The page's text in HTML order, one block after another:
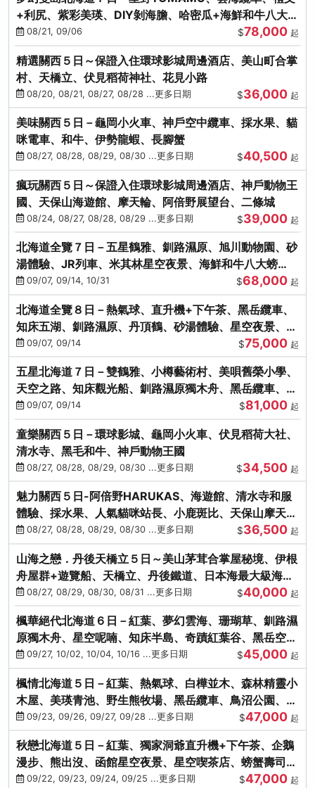
+利尻、紫彩美瑛、DIY剝海膽、哈密瓜+海鮮和牛八大螃
蟹吃到飽
08/21, 09/06 $78,000 起
精選關西５日～保證入住環球影城周邊酒店、美山町合掌
村、天橋立、伏見稻荷神社、花見小路
08/20, 08/21, 08/27, 08/28 ...更多日期 $36,000 起
美味關西５日－龜岡小火車、神戶空中纜車、採水果、貓
咪電車、和牛、伊勢龍蝦、長腳蟹
08/27, 08/28, 08/29, 08/30 ...更多日期 $40,500 起
瘋玩關西５日～保證入住環球影城周邊酒店、神戶動物王
國、天保山海遊館、摩天輪、阿倍野展望台、二條城
08/24, 08/27, 08/28, 08/29 ...更多日期 $39,000 起
北海道全覽７日－五星鶴雅、釧路濕原、旭川動物園、砂
湯體驗、JR列車、米其林星空夜景、海鮮和牛八大螃
蟹、卡哇依熊牧場
09/07, 09/14, 10/31 $68,000 起
北海道全覽８日－熱氣球、直升機+下午茶、黑岳纜車、
知床五湖、釧路濕原、丹頂鶴、砂湯體驗、星空夜景、洞
爺花火、螃蟹懷石料理
09/07, 09/14 $75,000 起
五星北海道７日－雙鶴雅、小樽藝術村、美唄舊榮小學、
天空之路、知床觀光船、釧路濕原獨木舟、黑岳纜車、流
冰硝子館DIY玻璃杯
09/07, 09/14 $81,000 起
童樂關西５日－環球影城、龜岡小火車、伏見稻荷大社、
清水寺、黑毛和牛、神戶動物王國
08/27, 08/28, 08/29, 08/30 ...更多日期 $34,500 起
魅力關西５日-阿倍野HARUKAS、海遊館、清水寺和服
體驗、採水果、人氣貓咪站長、小鹿斑比、天保山摩天
輪、水上巴士
08/27, 08/28, 08/29, 08/30 ...更多日期 $36,500 起
山海之戀．丹後天橋立５日～美山茅茸合掌屋秘境、伊根
舟屋群+遊覽船、天橋立、丹後鐵道、日本海最大級海鮮
市場08/27, 08/29, 08/30, 08/31 ...更多日期 $40,000 起
楓華絕代北海道６日－紅葉、夢幻雲海、珊瑚草、釧路濕
原獨木舟、星空呢喃、知床半島、奇蹟紅葉谷、黑岳空中
纜車、旭山動物園
09/27, 10/02, 10/04, 10/16 ...更多日期 $45,000 起
楓情北海道５日－紅葉、熱氣球、白樺並木、森林精靈小
木屋、美瑛青池、野生熊牧場、黑岳纜車、鳥沼公園、紅
葉奇蹟谷、螃蟹吃到飽
09/23, 09/26, 09/27, 09/28 ...更多日期 $47,000 起
秋戀北海道５日－紅葉、獨家洞爺直升機+下午茶、企鵝
漫步、熊出沒、函館星空夜景、星空喫茶店、螃蟹壽司、
海膽、三大螃蟹放題
09/22, 09/23, 09/24, 09/25 ...更多日期 $47,000 起